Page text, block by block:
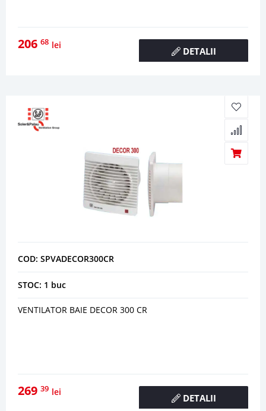
206 68 lei
DETALII
COD: SPVADECOR300CR
STOC: 1 buc
VENTILATOR BAIE DECOR 300 CR
269 39 lei
DETALII